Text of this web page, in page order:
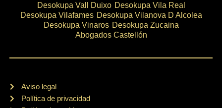
Desokupa Vall Duixo Desokupa Vila Real
Desokupa Vilafames Desokupa Vilanova D Alcolea
Desokupa Vinaros Desokupa Zucaina
Abogados Castellón
Aviso legal
Política de privacidad